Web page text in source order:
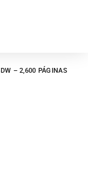
– 2,600 PÁGINAS